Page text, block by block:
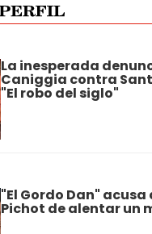
La inesperada
Caniggia contra
"El robo del siglo"
"El Gordo Dan" acusa
Pichot de alentar un